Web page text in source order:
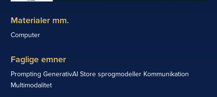
Materialer mm.
Computer
Faglige emner
Prompting GenerativAI Store sprogmodeller Kommunikation
Multimodalitet